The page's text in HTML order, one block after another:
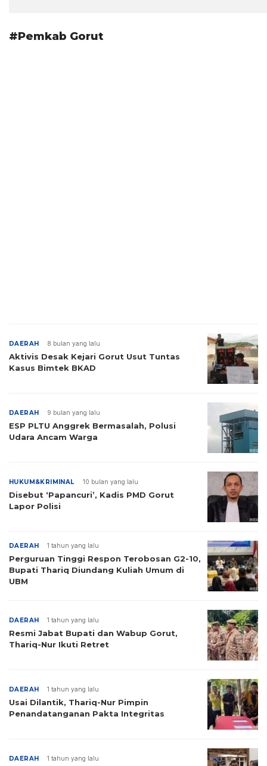
#Pemkab Gorut
DAERAH 8 bulan yang lalu
Aktivis Desak Kejari Gorut Usut Tuntas
Kasus Bimtek BKAD
DAERAH 9 bulan yang lalu
ESP PLTU Anggrek Bermasalah, Polusi
Udara Ancam Warga
HUKUM&KRIMINAL 10 bulan yang lalu
Disebut ‘Papancuri’, Kadis PMD Gorut
Lapor Polisi
DAERAH 1 tahun yang lalu
Perguruan Tinggi Respon Terobosan G2-10,
Bupati Thariq Diundang Kuliah Umum di
UBM
DAERAH 1 tahun yang lalu
Resmi Jabat Bupati dan Wabup Gorut,
Thariq-Nur Ikuti Retret
DAERAH 1 tahun yang lalu
Usai Dilantik, Thariq-Nur Pimpin
Penandatanganan Pakta Integritas
DAERAH 1 tahun yang lalu